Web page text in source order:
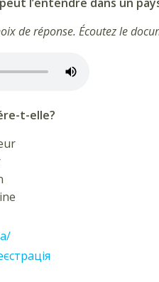
de réponse. Écoutez le
t-elle?